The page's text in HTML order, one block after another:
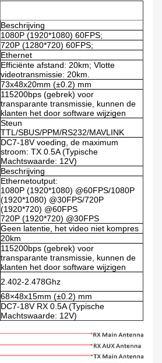
Beschrijving
1080P (1920*1080) 60FPS;
720P (1280*720) 60FPS;
Ethernet
Efficiënte afstand: 20km; Vlotte
videotransmissie: 20km.
73x48x20mm (±0.2) mm
115200bps (gebrek) voor
transparante transmissie, kunnen de
klanten het door software wijzigen
Steun
TTL/SBUS/PPM/RS232/MAVLINK
DC7-18V voeding, de maximum
stroom: TX 0.5A (Typische
Machtswaarde: 12V)
Beschrijving
Ethernetoutput:
1080P (1920*1080) @60FPS/1080P
(1920*1080) @30FPS/720P
(1920*720) @60FPS
720P (1920*720) @30FPS
Geen latentie, het video niet kompres
20km
115200bps (gebrek) voor
transparante transmissie, kunnen de
klanten het door software wijzigen
2.402-2.478Ghz
68×48x15mm (±0.2) mm
DC7-18V RX 0.5A (Typische
Machtswaarde: 12V)